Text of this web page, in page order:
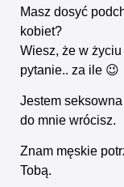
Masz dosyć
kobiet?
Wiesz, że w
pytanie.. za ile 😉
Jestem
do mnie wrócisz.
Znam męskie
Tobą.